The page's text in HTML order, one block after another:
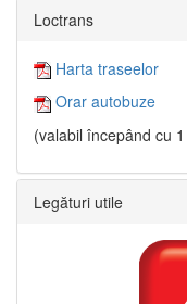
Loctrans
Harta traseelor
Orar autobuze
(valabil începând cu
Legături utile